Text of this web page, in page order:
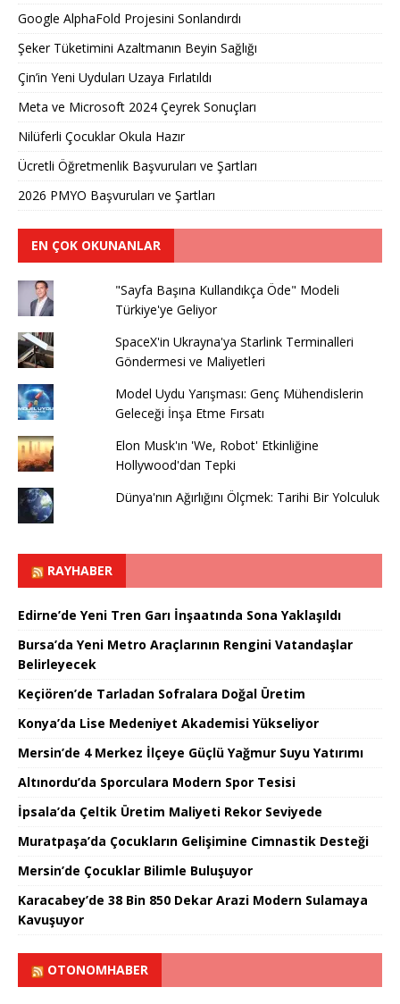
Google AlphaFold Projesini Sonlandırdı
Şeker Tüketimini Azaltmanın Beyin Sağlığı
Çin’in Yeni Uyduları Uzaya Fırlatıldı
Meta ve Microsoft 2024 Çeyrek Sonuçları
Nilüferli Çocuklar Okula Hazır
Ücretli Öğretmenlik Başvuruları ve Şartları
2026 PMYO Başvuruları ve Şartları
EN ÇOK OKUNANLAR
"Sayfa Başına Kullandıkça Öde" Modeli
Türkiye'ye Geliyor
SpaceX'in Ukrayna'ya Starlink Terminalleri
Göndermesi ve Maliyetleri
Model Uydu Yarışması: Genç Mühendislerin
Geleceği İnşa Etme Fırsatı
Elon Musk'ın 'We, Robot' Etkinliğine
Hollywood'dan Tepki
Dünya'nın Ağırlığını Ölçmek: Tarihi Bir Yolculuk
RAYHABER
Edirne’de Yeni Tren Garı İnşaatında Sona Yaklaşıldı
Bursa’da Yeni Metro Araçlarının Rengini Vatandaşlar
Belirleyecek
Keçiören’de Tarladan Sofralara Doğal Üretim
Konya’da Lise Medeniyet Akademisi Yükseliyor
Mersin’de 4 Merkez İlçeye Güçlü Yağmur Suyu Yatırımı
Altınordu’da Sporculara Modern Spor Tesisi
İpsala’da Çeltik Üretim Maliyeti Rekor Seviyede
Muratpaşa’da Çocukların Gelişimine Cimnastik Desteği
Mersin’de Çocuklar Bilimle Buluşuyor
Karacabey’de 38 Bin 850 Dekar Arazi Modern Sulamaya
Kavuşuyor
OTONOMHABER